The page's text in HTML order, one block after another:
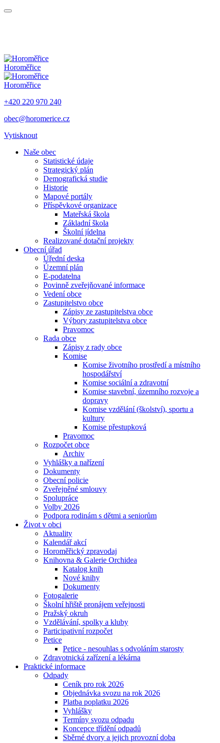
Horoměřice
Horoměřice
+420 220 970 240
obec@horomerice.cz
Vytisknout
Naše obec
Statistické údaje
Strategický plán
Demografická studie
Historie
Mapové portály
Příspěvkové organizace
Mateřská škola
Základní škola
Školní jídelna
Realizované dotační projekty
Obecní úřad
Úřední deska
Územní plán
E-podatelna
Povinně zveřejňované informace
Vedení obce
Zastupitelstvo obce
Zápisy ze zastupitelstva obce
Výbory zastupitelstva obce
Pravomoc
Rada obce
Zápisy z rady obce
Komise
Komise životního prostředí a místního
hospodářství
Komise sociální a zdravotní
Komise stavební, územního rozvoje a
dopravy
Komise vzdělání (školství), sportu a
kultury
Komise přestupková
Pravomoc
Rozpočet obce
Archiv
Vyhlášky a nařízení
Dokumenty
Obecní policie
Zveřejněné smlouvy
Spolupráce
Volby 2026
Podpora rodinám s dětmi a seniorům
Život v obci
Aktuality
Kalendář akcí
Horoměřický zpravodaj
Knihovna & Galerie Orchidea
Katalog knih
Nové knihy
Dokumenty
Fotogalerie
Školní hřiště pronájem veřejnosti
Pražský okruh
Vzdělávání, spolky a kluby
Participativní rozpočet
Petice
Petice - nesouhlas s odvoláním starosty
Zdravotnická zařízení a lékárna
Praktické informace
Odpady
Ceník pro rok 2026
Objednávka svozu na rok 2026
Platba poplatku 2026
Vyhlášky
Termíny svozu odpadu
Koncepce třídění odpadů
Sběrné dvory a jejich provozní doba